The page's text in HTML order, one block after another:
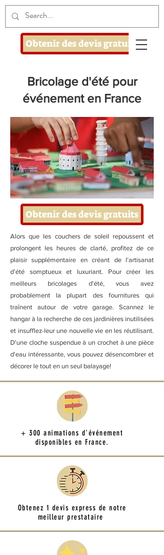
Obtenir des devis gratuits
Bricolage d'été pour
événement en France
Obtenir des devis gratuits
Alors que les couchers de soleil repoussent et
prolongent les heures de clarté, profitez de ce
plaisir supplémentaire en créant de l'artisanat
d'été somptueux et luxuriant. Pour créer les
meilleurs bricolages d'été, vous avez
probablement la plupart des fournitures qui
traînent autour de votre garage. Scannez le
hangar à la recherche de ces jardinières inutilisées
et insufflez-leur une nouvelle vie en les réutilisant.
D'une cloche suspendue à un crochet à une pièce
d'eau intéressante, vous pouvez désencombrer et
décorer le tout en un seul balayage!
+ 300 animations d'événement
disponibles en France.
Obtenez 1 devis express de notre
meilleur prestataire